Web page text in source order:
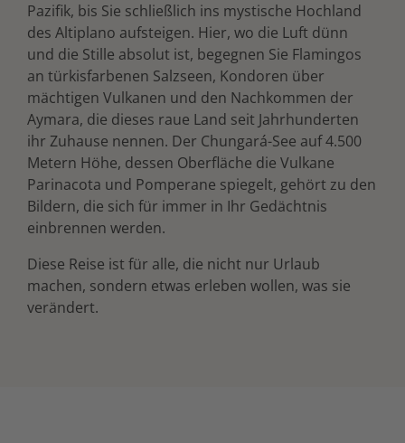
Pazifik, bis Sie schließlich ins mystische Hochland
des Altiplano aufsteigen. Hier, wo die Luft dünn
und die Stille absolut ist, begegnen Sie Flamingos
an türkisfarbenen Salzseen, Kondoren über
mächtigen Vulkanen und den Nachkommen der
Aymara, die dieses raue Land seit Jahrhunderten
ihr Zuhause nennen. Der Chungará-See auf 4.500
Metern Höhe, dessen Oberfläche die Vulkane
Parinacota und Pomperane spiegelt, gehört zu den
Bildern, die sich für immer in Ihr Gedächtnis
einbrennen werden.
Diese Reise ist für alle, die nicht nur Urlaub
machen, sondern etwas erleben wollen, was sie
verändert.